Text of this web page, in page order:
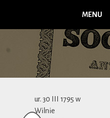
MENU
ur. 30 III 1795 w
Wilnie